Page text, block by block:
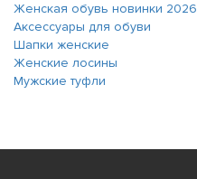
Женская обувь новинки 2026
Аксессуары для обуви
Шапки женские
Женские лосины
Мужские туфли